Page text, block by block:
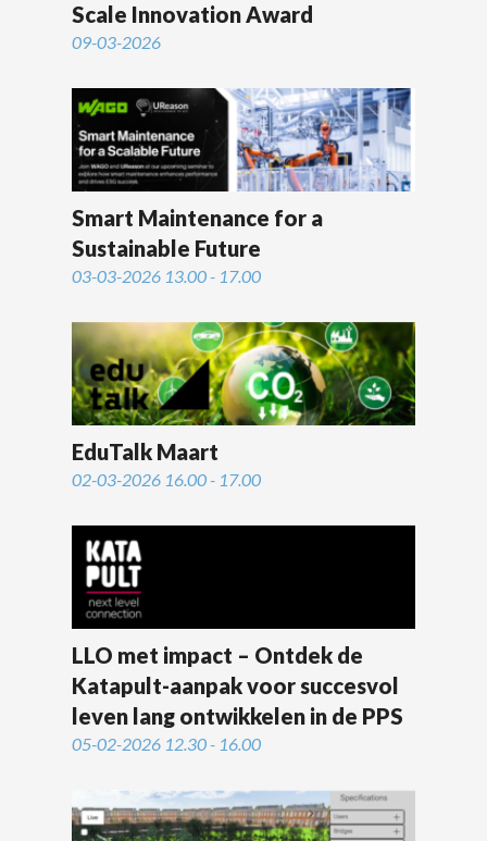
Scale Innovation Award
09-03-2026
Smart Maintenance for a
Sustainable Future
03-03-2026 13.00 - 17.00
EduTalk Maart
02-03-2026 16.00 - 17.00
LLO met impact – Ontdek de
Katapult-aanpak voor succesvol
leven lang ontwikkelen in de PPS
05-02-2026 12.30 - 16.00